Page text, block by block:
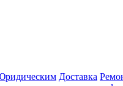
Доставка